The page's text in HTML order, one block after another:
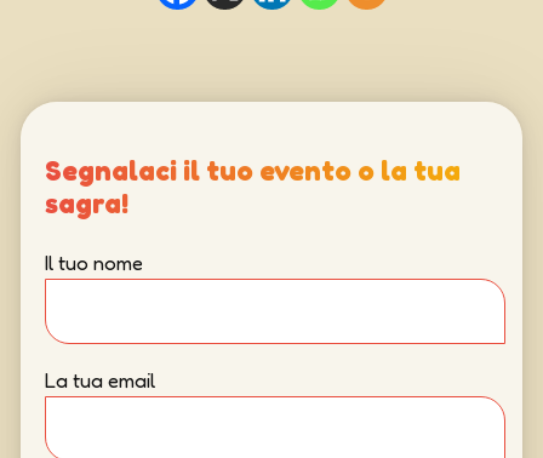
Segnalaci il tuo evento o la tua
sagra!
Il tuo nome
La tua email